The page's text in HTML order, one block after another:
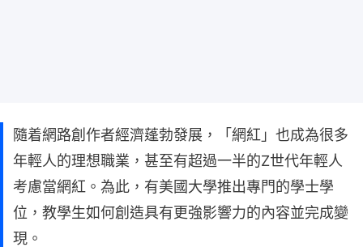
隨着網路創作者經濟蓬勃發展，「網紅」也成為很多
年輕人的理想職業，甚至有超過一半的Z世代年輕人
考慮當網紅。為此，有美國大學推出專門的學士學
位，教學生如何創造具有更強影響力的內容並完成變
現。